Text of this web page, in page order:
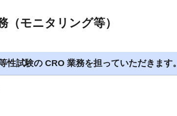
（モニタリング等）
試験の CRO 業務を担っていただきます。